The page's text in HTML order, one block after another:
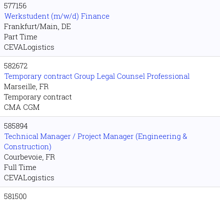
577156
Werkstudent (m/w/d) Finance
Frankfurt/Main, DE
Part Time
CEVALogistics
582672
Temporary contract Group Legal Counsel Professional
Marseille, FR
Temporary contract
CMA CGM
585894
Technical Manager / Project Manager (Engineering &
Construction)
Courbevoie, FR
Full Time
CEVALogistics
581500